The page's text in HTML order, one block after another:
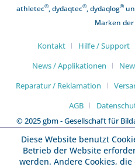
athletec®, dydaqtec®, dydaqlog®
Marken
Kontakt Hilfe / Support
News / Applikationen
Reparatur / Reklamation
AGB
© 2025 gbm - Gesellschaft für
Diese Website benutzt
Betrieb der Website
werden. Andere Cookies,